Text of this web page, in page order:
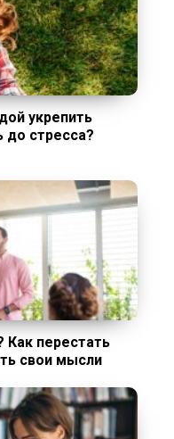
укрепить
до стресса?
Как перестать
свои мысли